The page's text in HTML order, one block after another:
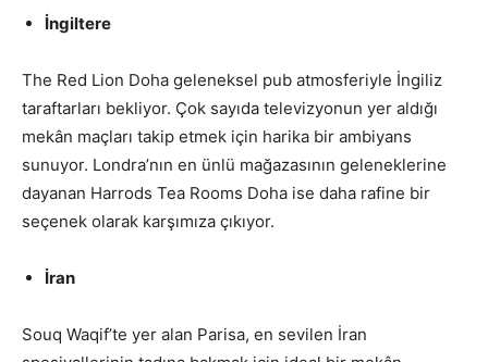
İngiltere
The Red Lion Doha geleneksel pub atmosferiyle İngiliz
taraftarları bekliyor. Çok sayıda televizyonun yer aldığı
mekân maçları takip etmek için harika bir ambiyans
sunuyor. Londra’nın en ünlü mağazasının geleneklerine
dayanan Harrods Tea Rooms Doha ise daha rafine bir
seçenek olarak karşımıza çıkıyor.
İran
Souq Waqif’te yer alan Parisa, en sevilen İran